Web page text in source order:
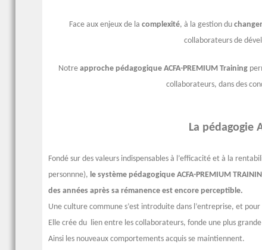
Face aux enjeux de la complexité, à la gestion du
collaborateurs de
Notre approche pédagogique ACFA-PREMIUM Training
collaborateurs, dans des
La pédagogie
Fondé sur des valeurs indispensables à l’efficacité et à la
personnne), le système pédagogique ACFA-PREMIUM
des années après sa rémanence est encore perceptible.
Une culture commune s’est introduite dans l’entreprise, et
Elle crée du lien entre les collaborateurs, fonde une plus
Ainsi les nouveaux comportements acquis se maintiennent.